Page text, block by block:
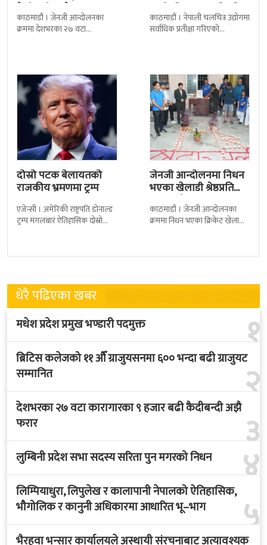
कैदीबन्दी अझै फरार
काठमाडौं । जेनजी आन्दोलनका
क्रममा देशभरका २७ वटा
सार्वजनिक, मातृभूमिप्रति
पुत्रको भावनात्मक…
काठमाडौं । नेपाली चलचित्र उद्योगमा
सर्वाधिक प्रतीक्षा गरिएको
दोस्रो पटक बेलायतको
राजकीय भ्रमणमा ट्रम्प
एजेन्सी । अमेरिकी राष्ट्रपति डोनाल्ड
ट्रम्प मंगलबार ऐतिहासिक दोस्रो
बेलायत सरकारले
जेनजी आन्दोलनमा निधन
भएका खेलाडी श्रेष्ठप्रति
श्रद्धाञ्जली
काठमाडौं । जेनजी आन्दोलनका
क्रममा निधन भएका क्रिकेट खेलाडी
त्रिपुरेश्वरस्थीत राष्ट्रिय खेलकुद
धेरै पढिएका खबर
१
मधेश प्रदेश प्रमुख भण्डारी पदमुक्त
२
ब्रिटिस कलेजको ११ औँ ग्राजुयसनमा ६०० भन्दा बढी ग्राजुयट
सम्मानित
३
देशभरका २७ वटा कारागारका ९ हजार बढी कैदीबन्दी अझै
फरार
४
लुम्बिनी प्रदेश सभा सदस्य सरिता पुन मगरको निधन
५
लिम्पियाधुरा, लिपुलेख र कालापानी नेपालको ऐतिहासिक,
भौगोलिक र कानुनी अधिकारमा आधारित भू–भाग
भैरहवा भन्सार कार्यालयले अस्थायी संरचनाबाट अत्यावश्यक